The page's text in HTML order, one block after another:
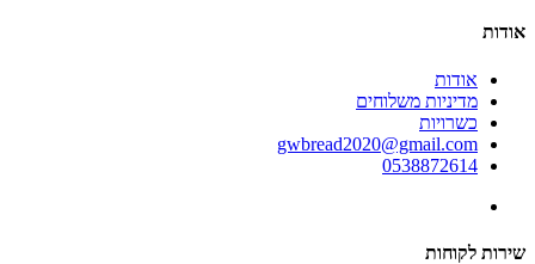
אודות
אודות
מדיניות משלוחים
כשרויות
gwbread2020@gmail.com
0538872614
שירות לקוחות